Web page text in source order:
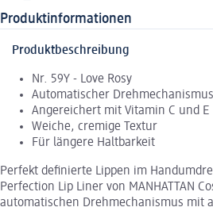
Produktinformationen
Produktbeschreibung
Nr. 59Y - Love Rosy
Automatischer
Angereichert mit Vitamin C und E
Weiche, cremige Textur
Für längere Haltbarkeit
Perfekt definierte Lippen im
Perfection Lip Liner von MANHATTAN
automatischen Drehmechanismus mit